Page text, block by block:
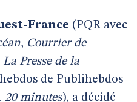
France (PQR avec
, Courrier de
La Presse de la
de Publihebdos
20 minutes), a décidé